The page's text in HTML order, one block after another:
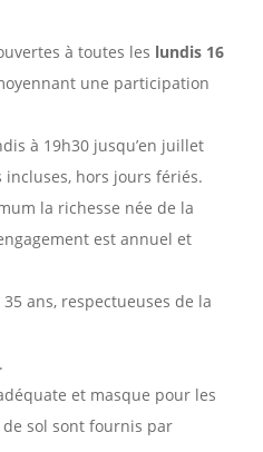
à toutes les lundis 16
une participation
à 19h30 jusqu’en juillet
incluses, hors jours fériés.
la richesse née de la
est annuel et
ans, respectueuses de la
.
et masque pour les
sol sont fournis par